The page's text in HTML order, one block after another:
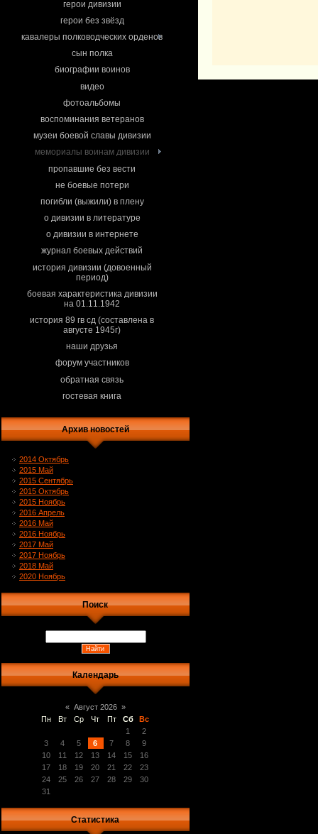
герои дивизии
герои без звёзд
кавалеры полководческих орденов
сын полка
биографии воинов
видео
фотоальбомы
воспоминания ветеранов
музеи боевой славы дивизии
мемориалы воинам дивизии
пропавшие без вести
не боевые потери
погибли (выжили) в плену
о дивизии в литературе
о дивизии в интернете
журнал боевых действий
история дивизии (довоенный
период)
боевая характеристика дивизии
на 01.11.1942
история 89 гв сд (составлена в
августе 1945г)
наши друзья
форум участников
обратная связь
гостевая книга
Архив новостей
2014 Октябрь
2015 Май
2015 Сентябрь
2015 Октябрь
2015 Ноябрь
2016 Апрель
2016 Май
2016 Ноябрь
2017 Май
2017 Ноябрь
2018 Май
2020 Ноябрь
Поиск
Календарь
« Август 2026 »
Пн
Вт Ср Чт Пт Сб
Вс
1
2
3
4 5 6 7 8
9
10
11 12 13 14 15
16
17
18 19 20 21 22
23
24
25 26 27 28 29
30
31
Статистика